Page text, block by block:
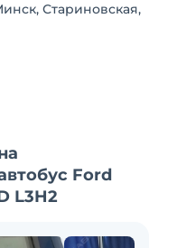
Стариновская,
Ford
L3H2